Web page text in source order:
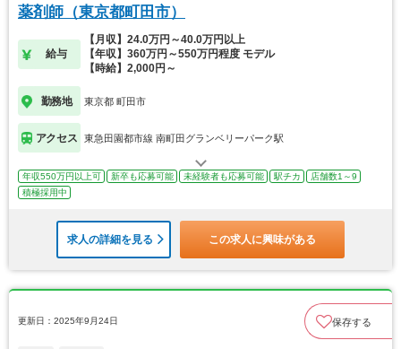
薬剤師（東京都町田市）
給与
【月収】24.0万円～40.0万円以上
【年収】360万円～550万円程度 モデル
【時給】2,000円～
勤務地 東京都 町田市
アクセス 東急田園都市線 南町田グランベリーパーク駅
年収550万円以上可 新卒も応募可能 未経験者も応募可能 駅チカ
店舗数1～9
積極採用中
求人の詳細を見る この求人に興味がある
更新日：2025年9月24日 保存する